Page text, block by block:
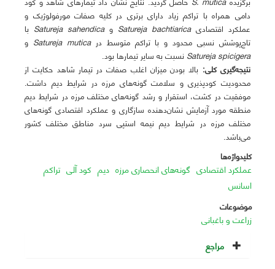
دامی همراه با تراکم زیاد دارای برتری در کلیه صفات مورفولوژیک و
عملکرد اقتصادیSatureja bachtiarica وSatureja sahendica با
تاج‌پوشش نسبی محدود و با تراکم متوسط درSatureja mutica و
Satureja spicigera نسبت به سایر تیمارها بود.
نتیجه‌گیری کلی: بالا بودن میزان اغلب صفات در تیمار شاهد حکایت از
محدودیت کودپذیری و سلامت گونه‌های مرزه در شرایط دیم داشت.
موفقیت در کشت، استقرار و رشد گونه‌های مختلف مرزه در شرایط دیم
منطقه مورد آزمایش نشان‌دهنده سازگاری و عملکرد اقتصادی گونه‌های
مختلف مرزه در شرایط دیم نیمه استپی سرد مناطق مختلف کشور
می‌باشد.
کلیدواژه‌ها
عملکرد اقتصادی گونه‌های انحصاری مرزه دیم کود آلی تراکم
اسانس
موضوعات
زراعت و باغبانی
مراجع